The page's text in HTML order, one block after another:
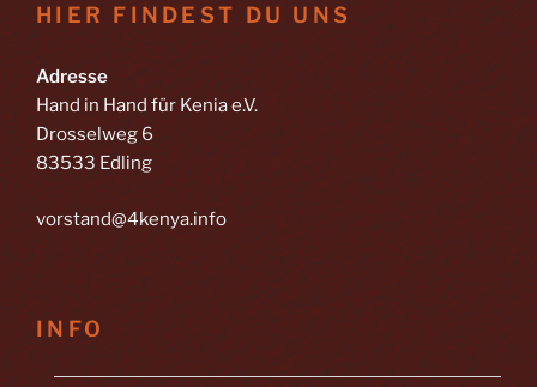
HIER FINDEST DU UNS
Adresse
Hand in Hand für Kenia e.V.
Drosselweg 6
83533 Edling
vorstand@4kenya.info
INFO